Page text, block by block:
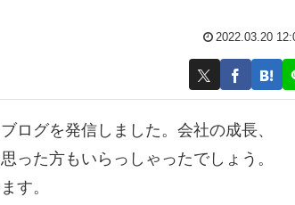
2022.03.20
ログを発信しました。会社の成長、
った方もいらっしゃったでしょう。
す。